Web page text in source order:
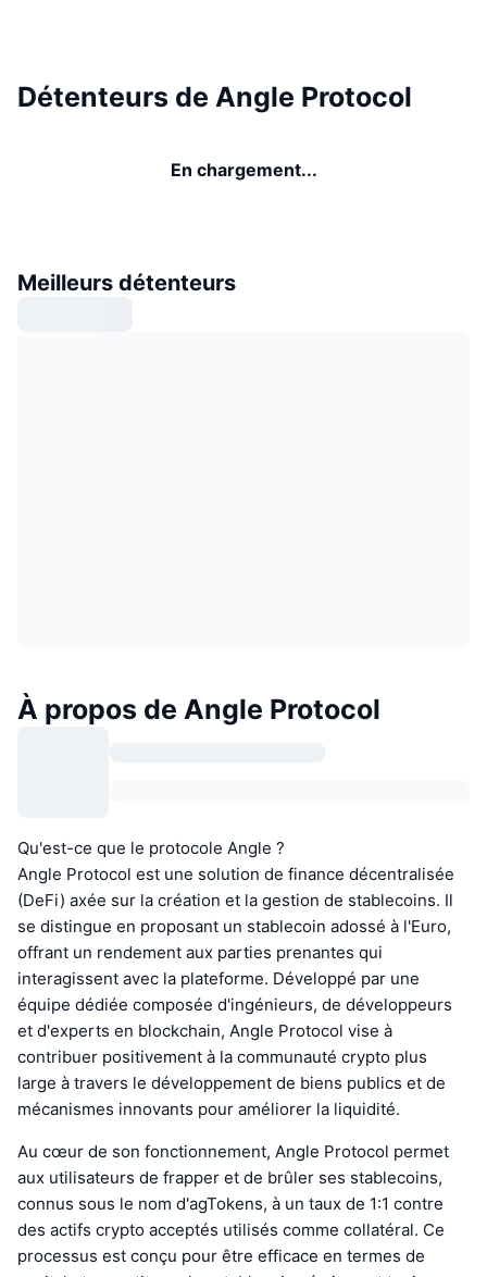
Détenteurs de Angle Protocol
En chargement...
Meilleurs détenteurs
À propos de Angle Protocol
Qu'est-ce que le protocole Angle ?
Angle Protocol est une solution de finance décentralisée
(DeFi) axée sur la création et la gestion de stablecoins. Il
se distingue en proposant un stablecoin adossé à l'Euro,
offrant un rendement aux parties prenantes qui
interagissent avec la plateforme. Développé par une
équipe dédiée composée d'ingénieurs, de développeurs
et d'experts en blockchain, Angle Protocol vise à
contribuer positivement à la communauté crypto plus
large à travers le développement de biens publics et de
mécanismes innovants pour améliorer la liquidité.
Au cœur de son fonctionnement, Angle Protocol permet
aux utilisateurs de frapper et de brûler ses stablecoins,
connus sous le nom d'agTokens, à un taux de 1:1 contre
des actifs crypto acceptés utilisés comme collatéral. Ce
processus est conçu pour être efficace en termes de